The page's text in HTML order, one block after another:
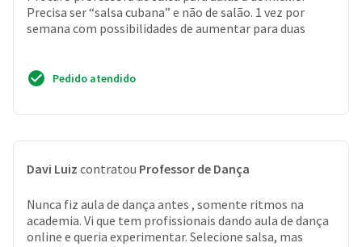
Precisa ser “salsa cubana” e não de salão. 1 vez por
semana com possibilidades de aumentar para duas
Pedido atendido
Davi Luiz contratou Professor de Dança
Nunca fiz aula de dança antes , somente ritmos na
academia. Vi que tem profissionais dando aula de dança
online e queria experimentar. Selecione salsa, mas